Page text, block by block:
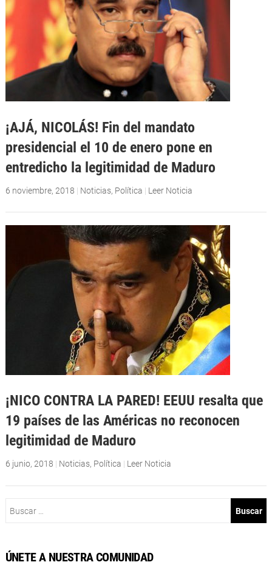
¡AJÁ, NICOLÁS! Fin del mandato
presidencial el 10 de enero pone en
entredicho la legitimidad de Maduro
6 noviembre, 2018 | Noticias, Política | Leer Noticia
¡NICO CONTRA LA PARED! EEUU resalta que
19 países de las Américas no reconocen
legitimidad de Maduro
6 junio, 2018 | Noticias, Política | Leer Noticia
ÚNETE A NUESTRA COMUNIDAD